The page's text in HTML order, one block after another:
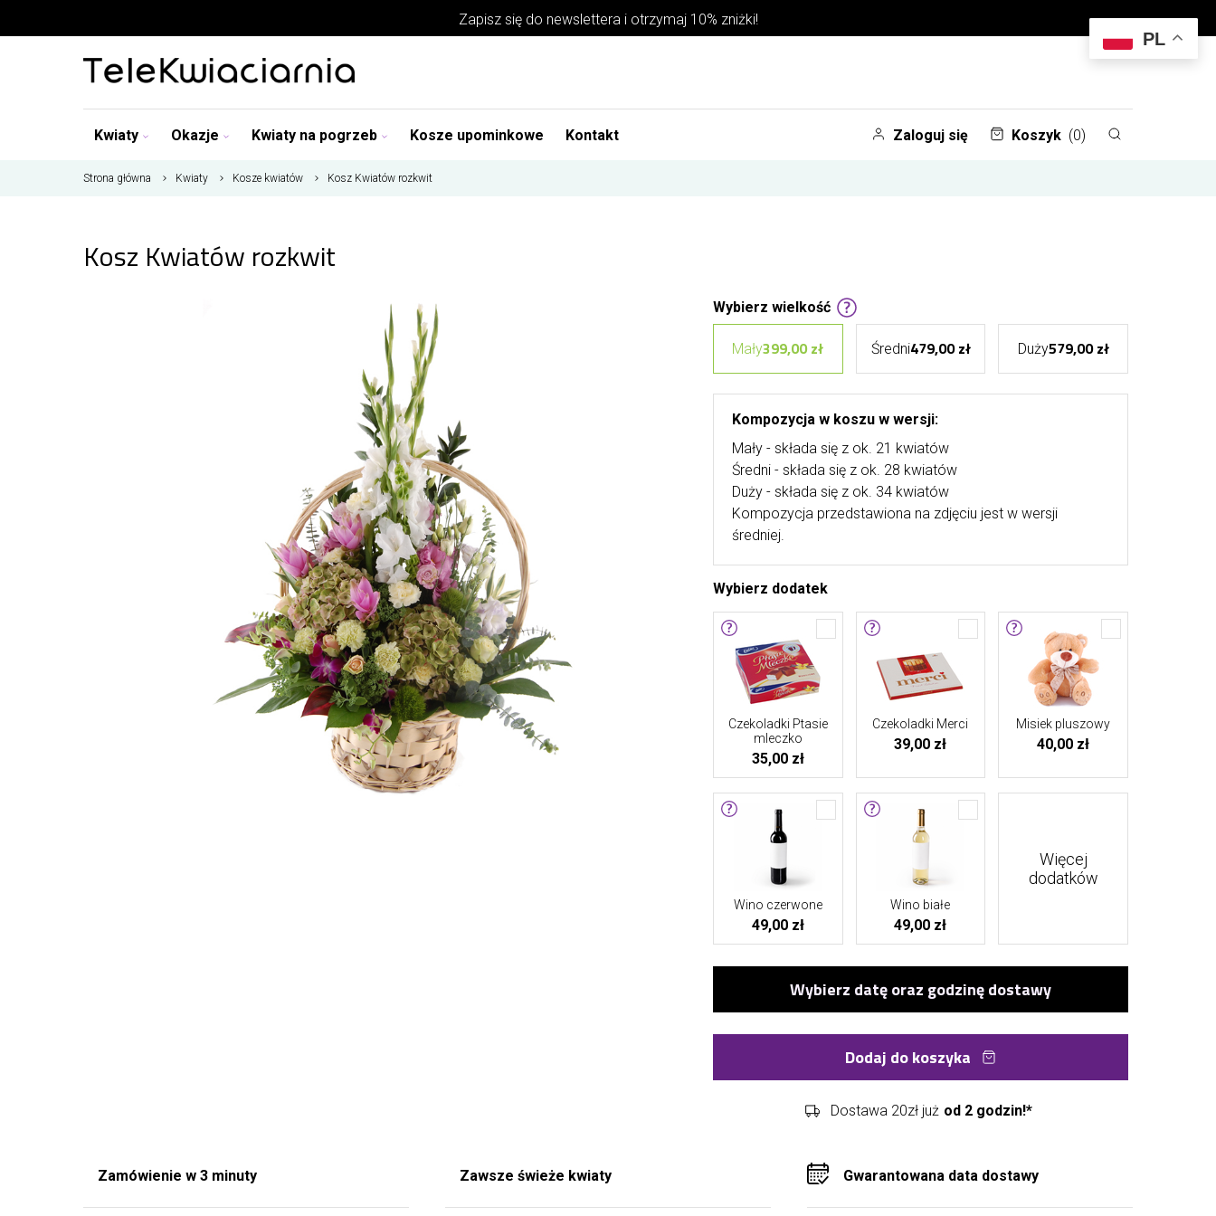
Zapisz się do newslettera i otrzymaj 10% zniżki!
Kwiaty Okazje Kwiaty na pogrzeb Kosze upominkowe Kontakt Zaloguj się Koszyk (0)
Strona główna Kwiaty Kosze kwiatów Kosz Kwiatów rozkwit
Kosz Kwiatów rozkwit
Wybierz wielkość
Mały399,00 zł Średni479,00 zł Duży579,00 zł
Kompozycja w koszu w wersji:
Mały - składa się z ok. 21 kwiatów
Średni - składa się z ok. 28 kwiatów
Duży - składa się z ok. 34 kwiatów
Kompozycja przedstawiona na zdjęciu jest w wersji
średniej.
Wybierz dodatek
Czekoladki Ptasie
mleczko
35,00 zł
Czekoladki Merci
39,00 zł
Misiek pluszowy
40,00 zł
Wino czerwone
49,00 zł
Wino białe
49,00 zł
Więcej
dodatków
Dodaj do koszyka
Dostawa 20zł już od 2 godzin!*
Zamówienie w 3 minuty Zawsze świeże kwiaty Gwarantowana data dostawy
PL